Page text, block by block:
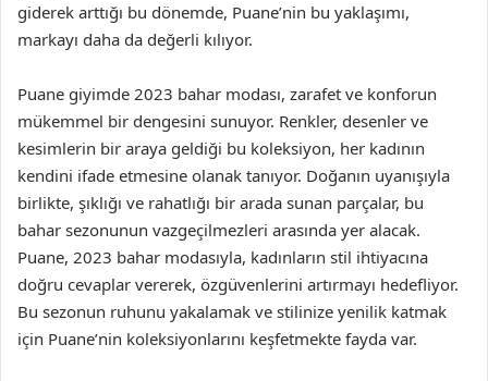
giderek arttığı bu dönemde, Puane’nin bu yaklaşımı,
markayı daha da değerli kılıyor.
Puane giyimde 2023 bahar modası, zarafet ve konforun
mükemmel bir dengesini sunuyor. Renkler, desenler ve
kesimlerin bir araya geldiği bu koleksiyon, her kadının
kendini ifade etmesine olanak tanıyor. Doğanın uyanışıyla
birlikte, şıklığı ve rahatlığı bir arada sunan parçalar, bu
bahar sezonunun vazgeçilmezleri arasında yer alacak.
Puane, 2023 bahar modasıyla, kadınların stil ihtiyacına
doğru cevaplar vererek, özgüvenlerini artırmayı hedefliyor.
Bu sezonun ruhunu yakalamak ve stilinize yenilik katmak
için Puane’nin koleksiyonlarını keşfetmekte fayda var.